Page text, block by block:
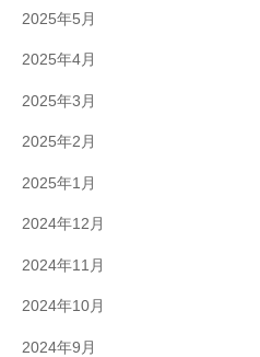
2025年5月
2025年4月
2025年3月
2025年2月
2025年1月
2024年12月
2024年11月
2024年10月
2024年9月